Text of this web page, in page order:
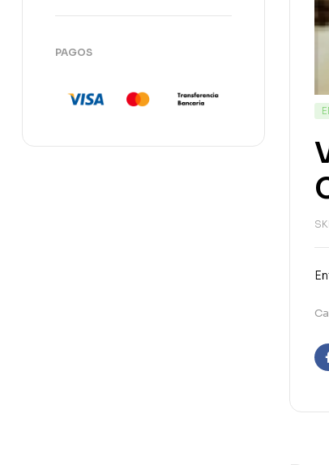
PAGOS